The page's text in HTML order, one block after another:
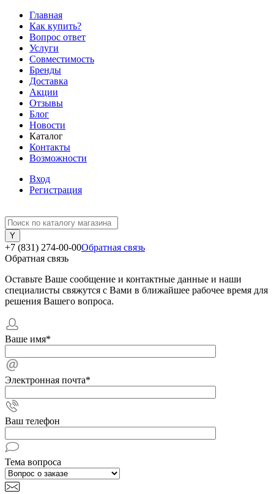
Главная
Как купить?
Вопрос ответ
Услуги
Совместимость
Бренды
Доставка
Акции
Отзывы
Блог
Новости
Каталог
Контакты
Возможности
Вход
Регистрация
+7 (831) 274-00-00Обратная связь
Обратная связь
Оставьте Ваше сообщение и контактные данные и наши
специалисты свяжутся с Вами в ближайшее рабочее время для
решения Вашего вопроса.
Ваше имя*
Электронная почта*
Ваш телефон
Тема вопроса